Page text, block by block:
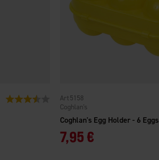
Bewertung: 3.9 von 5 Sternen
Coghlan's Egg Holder - 6 Eggs
Coghlan's
5158
7,95 €